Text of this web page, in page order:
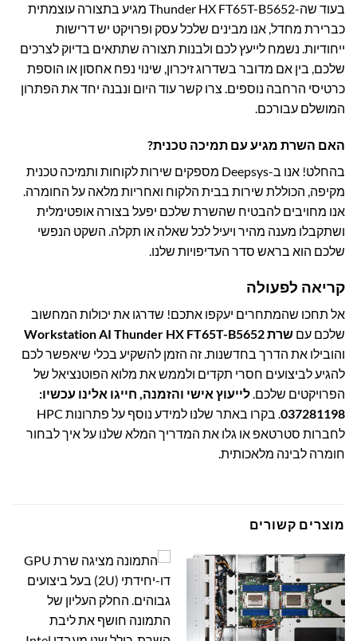
בעוד שה-Thunder HX FT65T-B5652 מגיע בתצורה עוצמתית
כברירת מחדל, אנו מבינים שלכל עסק ופרויקט יש דרישות
ייחודיות. נשמח לייעץ לכם ולבנות תצורה שתתאים בדיוק לצרכים
שלכם, בין אם מדובר בשדרוג זיכרון, שינוי נפח אחסון או הוספת
כרטיסי הרחבה נוספים. צרו קשר עוד היום ונבנה יחד את הפתרון
המושלם עבורכם.
האם השרת מגיע עם תמיכה טכנית?
בהחלט! אנו ב-Deepsys מספקים שירות לקוחות ותמיכה טכנית
מקיפה, הכוללת שירות בבית הלקוח ואחריות מלאה על החומרה.
אנו מחויבים להבטיח שהשרת שלכם יפעל בצורה אופטימלית
ושתקבלו מענה מהיר ויעיל לכל שאלה או תקלה. השקט הנפשי
שלכם הוא בראש סדר העדיפויות שלנו.
קריאה לפעולה
אל תחכו שהמתחרים יעקפו אתכם! שדרגו את יכולות המחשוב
שלכם עם שרת Workstation AI Thunder HX FT65T-B5652
והובילו את הדרך בחדשנות. זה הזמן להשקיע בכלי שיאפשר לכם
להגיע לביצועים חסרי תקדים ולממש את מלוא הפוטנציאל של
הפרויקטים שלכם.לייעוץ אישי והזמנה, חייגו אלינו עכשיו:
037281198. בקרו באתר שלנו למידע נוסף על
פתרונות HPC
לחברות סטרטאפ או גלו את המדריך המלא שלנו עלאיך לבחור
חומרה לבינה מלאכותית.
מוצרים קשורים